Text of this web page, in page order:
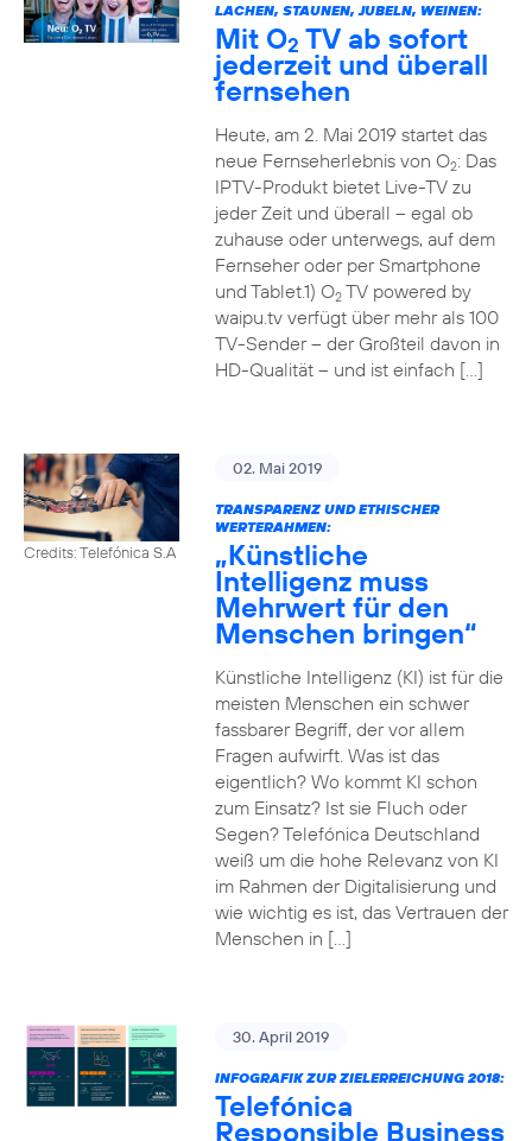
LACHEN, STAUNEN, JUBELN, WEINEN:
Mit O2 TV ab sofort
jederzeit und überall
fernsehen
Heute, am 2. Mai 2019 startet das
neue Fernseherlebnis von O2: Das
IPTV-Produkt bietet Live-TV zu
jeder Zeit und überall – egal ob
zuhause oder unterwegs, auf dem
Fernseher oder per Smartphone
und Tablet.1) O2TV powered by
waipu.tv verfügt über mehr als 100
TV-Sender – der Großteil davon in
HD-Qualität – und ist einfach […]
Credits: Telefónica S.A
02. Mai 2019
TRANSPARENZ UND ETHISCHER
WERTERAHMEN:
„Künstliche
Intelligenz muss
Mehrwert für den
Menschen bringen“
Künstliche Intelligenz (KI) ist für die
meisten Menschen ein schwer
fassbarer Begriff, der vor allem
Fragen aufwirft. Was ist das
eigentlich? Wo kommt KI schon
zum Einsatz? Ist sie Fluch oder
Segen? Telefónica Deutschland
weiß um die hohe Relevanz von KI
im Rahmen der Digitalisierung und
wie wichtig es ist, das Vertrauen der
Menschen in […]
30. April 2019
INFOGRAFIK ZUR ZIELERREICHUNG 2018:
Telefónica
Responsible Business